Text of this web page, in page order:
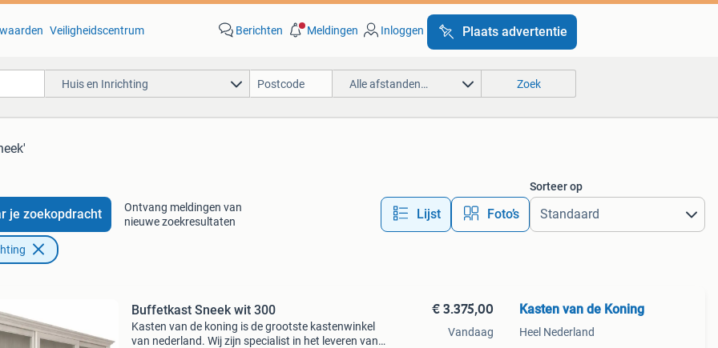
Veiligheidscentrum Berichten Meldingen Inloggen Plaats advertentie
Huis en Inrichting Alle afstanden… Zoek
je zoekopdracht
Ontvang meldingen van
nieuwe zoekresultaten
Lijst Foto’s
Sorteer op
Buffetkast Sneek wit 300
Kasten van de koning is de grootste kastenwinkel
van nederland. Wij zijn specialist in het leveren van
€ 3.375,00
Vandaag
Kasten van de Koning
Heel Nederland